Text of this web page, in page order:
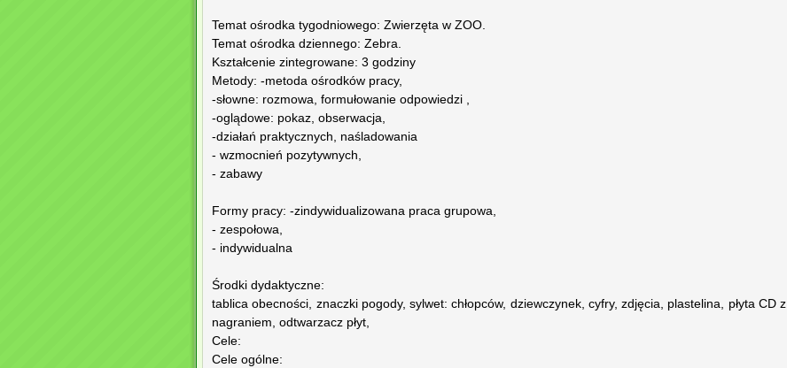
Temat ośrodka tygodniowego: Zwierzęta w ZOO.
Temat ośrodka dziennego: Zebra.
Kształcenie zintegrowane: 3 godziny
Metody: -metoda ośrodków pracy,
-słowne: rozmowa, formułowanie odpowiedzi ,
-oglądowe: pokaz, obserwacja,
-działań praktycznych, naśladowania
- wzmocnień pozytywnych,
- zabawy
Formy pracy: -zindywidualizowana praca grupowa,
- zespołowa,
- indywidualna
Środki dydaktyczne:
tablica obecności, znaczki pogody, sylwet: chłopców, dziewczynek, cyfry, zdjęcia, plastelina, płyta CD z
nagraniem, odtwarzacz płyt,
Cele:
Cele ogólne: